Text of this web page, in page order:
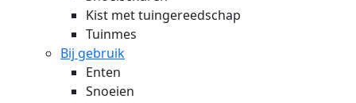
Kist met tuingereedschap
Tuinmes
Bij gebruik
Enten
Snoeien